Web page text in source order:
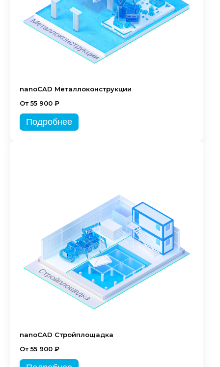
nanoCAD Металлоконструкции
От 55 900 ₽
Подробнее
nanoCAD Стройплощадка
От 55 900 ₽